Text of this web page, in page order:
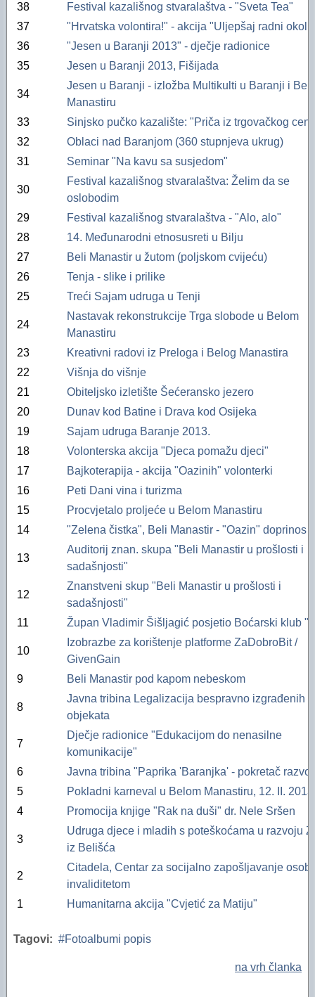
38
Festival kazališnog stvaralaštva - "Sveta Tea"
37
"Hrvatska volontira!" - akcija "Uljepšaj radni
36
"Jesen u Baranji 2013" - dječje radionice
35
Jesen u Baranji 2013, Fišijada
34
Jesen u Baranji - izložba Multikulti u Baranji i
Manastiru
33
Sinjsko pučko kazalište: "Priča iz trgovačkog
32
Oblaci nad Baranjom (360 stupnjeva ukrug)
31
Seminar "Na kavu sa susjedom"
30
Festival kazališnog stvaralaštva: Želim da se
oslobodim
29
Festival kazališnog stvaralaštva - "Alo, alo"
28
14. Međunarodni etnosusreti u Bilju
27
Beli Manastir u žutom (poljskom cvijeću)
26
Tenja - slike i prilike
25
Treći Sajam udruga u Tenji
24
Nastavak rekonstrukcije Trga slobode u Belom
Manastiru
23
Kreativni radovi iz Preloga i Belog Manastira
22
Višnja do višnje
21
Obiteljsko izletište Šećeransko jezero
20
Dunav kod Batine i Drava kod Osijeka
19
Sajam udruga Baranje 2013.
18
Volonterska akcija "Djeca pomažu djeci"
17
Bajkoterapija - akcija "Oazinih" volonterki
16
Peti Dani vina i turizma
15
Procvjetalo proljeće u Belom Manastiru
14
"Zelena čistka", Beli Manastir - "Oazin" doprinos
13
Auditorij znan. skupa "Beli Manastir u prošlosti i
sadašnjosti"
12
Znanstveni skup "Beli Manastir u prošlosti i
sadašnjosti"
11
Župan Vladimir Šišljagić posjetio Boćarski klub
10
Izobrazbe za korištenje platforme ZaDobroBit /
GivenGain
9
Beli Manastir pod kapom nebeskom
8
Javna tribina Legalizacija bespravno izgrađenih
objekata
7
Dječje radionice "Edukacijom do nenasilne
komunikacije"
6
Javna tribina "Paprika 'Baranjka' - pokretač
5
Pokladni karneval u Belom Manastiru, 12. II.
4
Promocija knjige "Rak na duši" dr. Nele Sršen
3
Udruga djece i mladih s poteškoćama u razvoju
iz Belišća
2
Citadela, Centar za socijalno zapošljavanje
invaliditetom
1
Humanitarna akcija "Cvjetić za Matiju"
Tagovi: Fotoalbumi popis
na vrh članka